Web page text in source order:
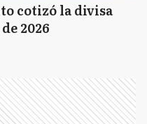
cotizó la divisa
2026